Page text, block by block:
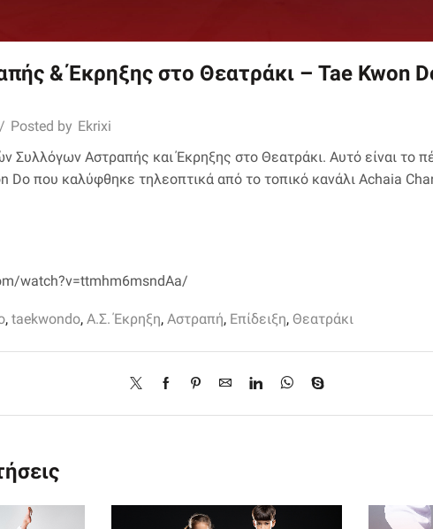
& Έκρηξης στο Θεατράκι – Tae Kwon
/ Posted by Ekrixi
Συλλόγων Αστραπής και Έκρηξης στο Θεατράκι. Αυτό είναι το
Do που καλύφθηκε τηλεοπτικά από το τοπικό κανάλι Achaia
watch?v=ttmhm6msndAa/
, taekwondo, Α.Σ. Έκρηξη, Αστραπή, Επίδειξη, Θεατράκι